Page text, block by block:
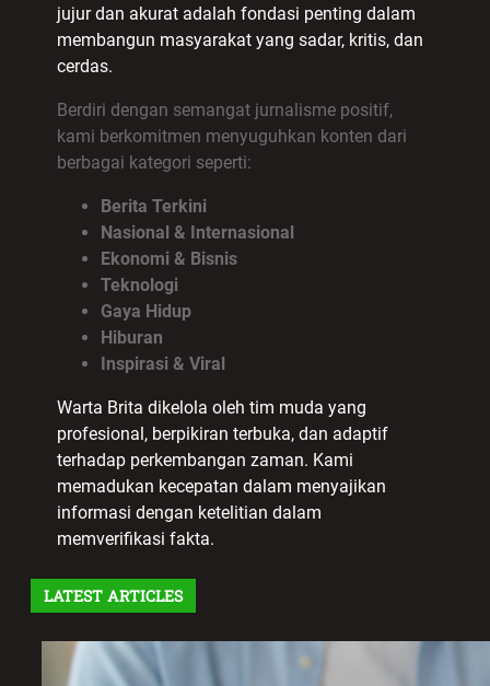
jujur dan akurat adalah fondasi penting dalam
membangun masyarakat yang sadar, kritis, dan
cerdas.
Berdiri dengan semangat jurnalisme positif,
kami berkomitmen menyuguhkan konten dari
berbagai kategori seperti:
Berita Terkini
Nasional & Internasional
Ekonomi & Bisnis
Teknologi
Gaya Hidup
Hiburan
Inspirasi & Viral
Warta Brita dikelola oleh tim muda yang
profesional, berpikiran terbuka, dan adaptif
terhadap perkembangan zaman. Kami
memadukan kecepatan dalam menyajikan
informasi dengan ketelitian dalam
memverifikasi fakta.
LATEST ARTICLES